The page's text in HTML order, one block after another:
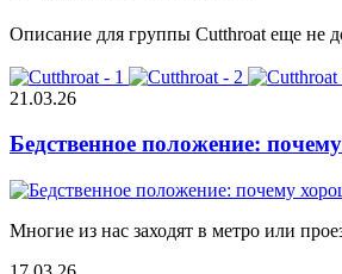
Описание для группы Cutthroat еще не
21.03.26
Бедственное положение:
Многие из нас заходят в метро или